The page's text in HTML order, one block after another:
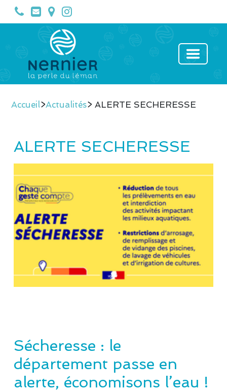
Accueil>Actualités> ALERTE SECHERESSE
ALERTE SECHERESSE
Sécheresse : le
département passe en
alerte, économisons l’eau !